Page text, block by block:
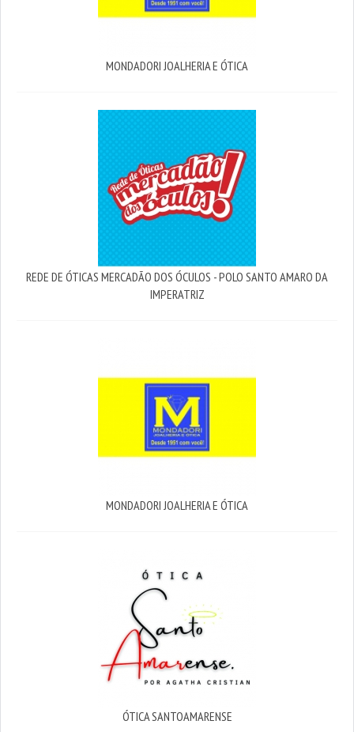
MONDADORI JOALHERIA E ÓTICA
REDE DE ÓTICAS MERCADÃO DOS ÓCULOS - POLO SANTO AMARO DA
IMPERATRIZ
MONDADORI JOALHERIA E ÓTICA
ÓTICA SANTOAMARENSE